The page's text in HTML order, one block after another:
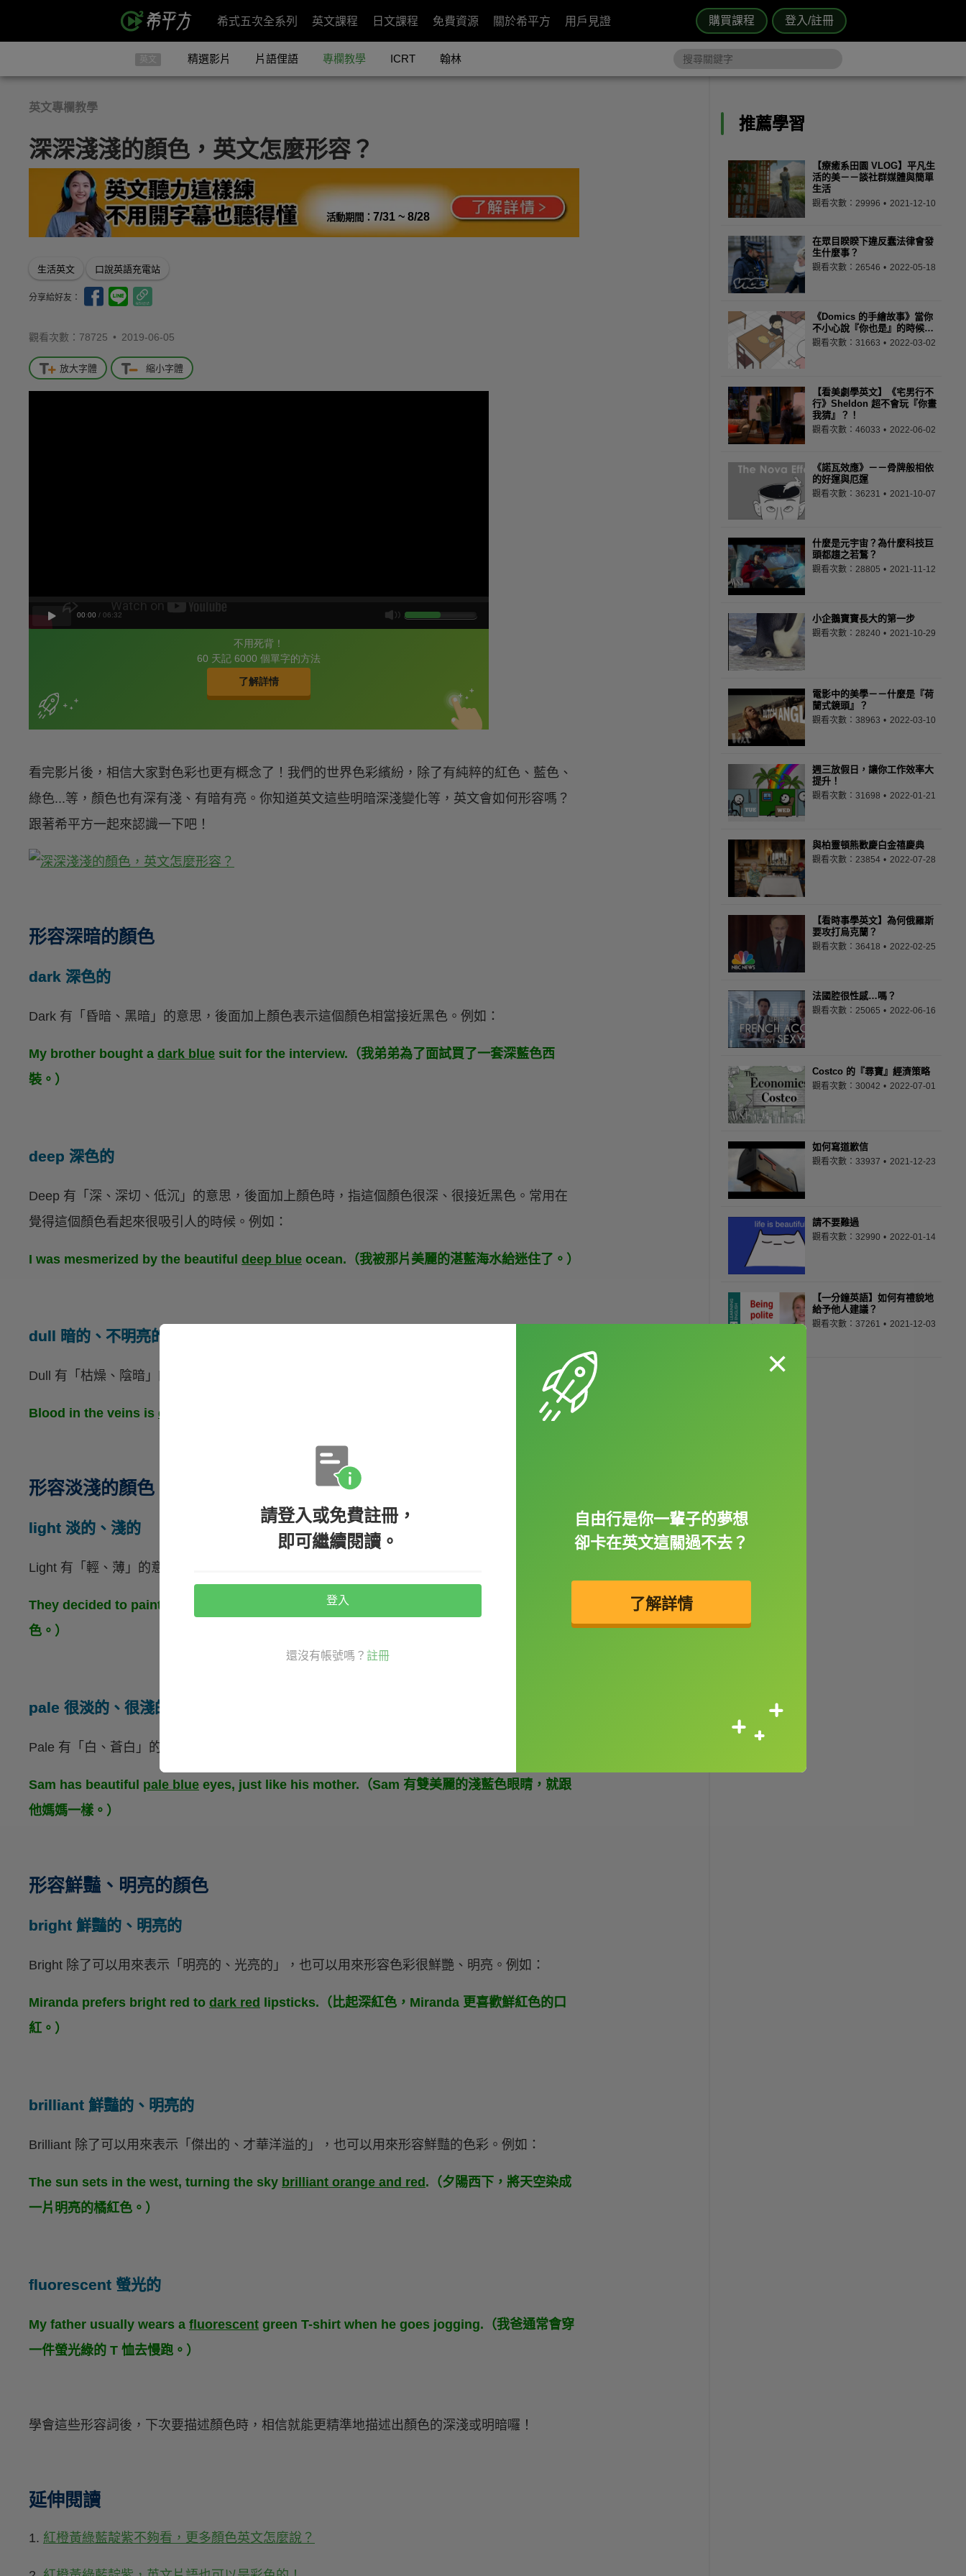
購買課程 登入/註冊
希式五次全系列 英文課程 日文課程 免費資源 關於希平方 用戶見證
英文 精選影片 片語俚語 專欄教學 ICRT 翰林
英文專欄教學
深深淺淺的顏色，英文怎麼形容？
活動期間： 7/31 ~ 8/28
生活英文 口說英語充電站
分享給好友：
觀看次數：78725 • 2019-06-05
放大字體 縮小字體
看完影片後，相信大家對色彩也更有概念了！我們的世界色彩繽紛，除了有純粹的紅色、藍色、
綠色...等，顏色也有深有淺、有暗有亮。你知道英文這些明暗深淺變化等，英文會如何形容嗎？
跟著希平方一起來認識一下吧！
形容深暗的顏色
dark 深色的
Dark 有「昏暗、黑暗」的意思，後面加上顏色表示這個顏色相當接近黑色。例如：
My brother bought a dark blue suit for the interview.（我弟弟為了面試買了一套深藍色西
裝。）
deep 深色的
Deep 有「深、深切、低沉」的意思，後面加上顏色時，指這個顏色很深、很接近黑色。常用在
覺得這個顏色看起來很吸引人的時候。例如：
I was mesmerized by the beautiful deep blue ocean.（我被那片美麗的湛藍海水給迷住了。）
dull 暗的、不明亮的
Dull 有「枯燥、陰暗」的意思，也可以用來形容比較暗或不明亮的顏色。例如：
Blood in the veins is dull red
形容淡淺的顏色
light 淡的、淺的
Light 有「輕、薄」的意思，也可以用來形容一個顏色是淡的、淺的。例如：
They decided to paint their bedroom walls light blue.（他們決定要將臥室牆壁漆成淡藍
色。）
pale 很淡的、很淺的
Pale 有「白、蒼白」的意思，也可以用來表示某個顏色很淺（比 light 更淺）。例如：
Sam has beautiful pale blue eyes, just like his mother.（Sam 有雙美麗的淺藍色眼睛，就跟
他媽媽一樣。）
形容鮮豔、明亮的顏色
bright 鮮豔的、明亮的
Bright 除了可以用來表示「明亮的、光亮的」，也可以用來形容色彩很鮮艷、明亮。例如：
Miranda prefers bright red to dark red
lipsticks.（比起深紅色，Miranda 更喜歡鮮紅色的口
紅。）
brilliant 鮮豔的、明亮的
Brilliant 除了可以用來表示「傑出的、才華洋溢的」，也可以用來形容鮮豔的色彩。例如：
The sun sets in the west, turning the sky brilliant orange and red .（夕陽西下，將天空染成
一片明亮的橘紅色。）
fluorescent 螢光的
My father usually wears a fluorescent green T-shirt when he goes jogging.（我爸通常會穿
一件螢光綠的 T 恤去慢跑。）
學會這些形容詞後，下次要描述顏色時，相信就能更精準地描述出顏色的深淺或明暗囉！
延伸閱讀
1. 紅橙黃綠藍靛紫不夠看，更多顏色英文怎麼說？
推薦學習
【療癒系田園 VLOG】平凡生
活的美－－談社群媒體與簡單
生活
觀看次數：29996 2021-12-10
在眾目睽睽下違反蠢法律會發
生什麼事？
觀看次數：26546 2022-05-18
《Domics 的手繪故事》當你
不小心說『你也是』的時候…
觀看次數：31663 2022-03-02
【看美劇學英文】《宅男行不
行》Sheldon 超不會玩『你畫
我猜』？！
觀看次數：46033 2022-06-02
《諾瓦效應》－－骨牌般相依
的好運與厄運
觀看次數：36231 2021-10-07
什麼是元宇宙？為什麼科技巨
頭都趨之若鶩？
觀看次數：28805 2021-11-12
小企鵝寶寶長大的第一步
觀看次數：28240 2021-10-29
電影中的美學－－什麼是『荷
蘭式鏡頭』？
觀看次數：38963 2022-03-10
週三放假日，讓你工作效率大
提升！
觀看次數：31698 2022-01-21
與柏靈頓熊歡慶白金禧慶典
觀看次數：23854 2022-07-28
【看時事學英文】為何俄羅斯
要攻打烏克蘭？
觀看次數：36418 2022-02-25
法國腔很性感…嗎？
觀看次數：25065 2022-06-16
Costco 的『尋寶』經濟策略
觀看次數：30042 2022-07-01
如何寫道歉信
觀看次數：33937 2021-12-23
請不要難過
觀看次數：32990 2022-01-14
【一分鐘英語】如何有禮貌地
給予他人建議？
觀看次數：37261 2021-12-03
×
請登入或免費註冊，
即可繼續閱讀。
登入
還沒有帳號嗎？ 註冊
自由行是你一輩子的夢想
卻卡在英文這關過不去？
了解詳情